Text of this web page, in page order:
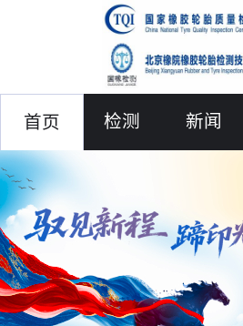
首页 检测 新闻
联络